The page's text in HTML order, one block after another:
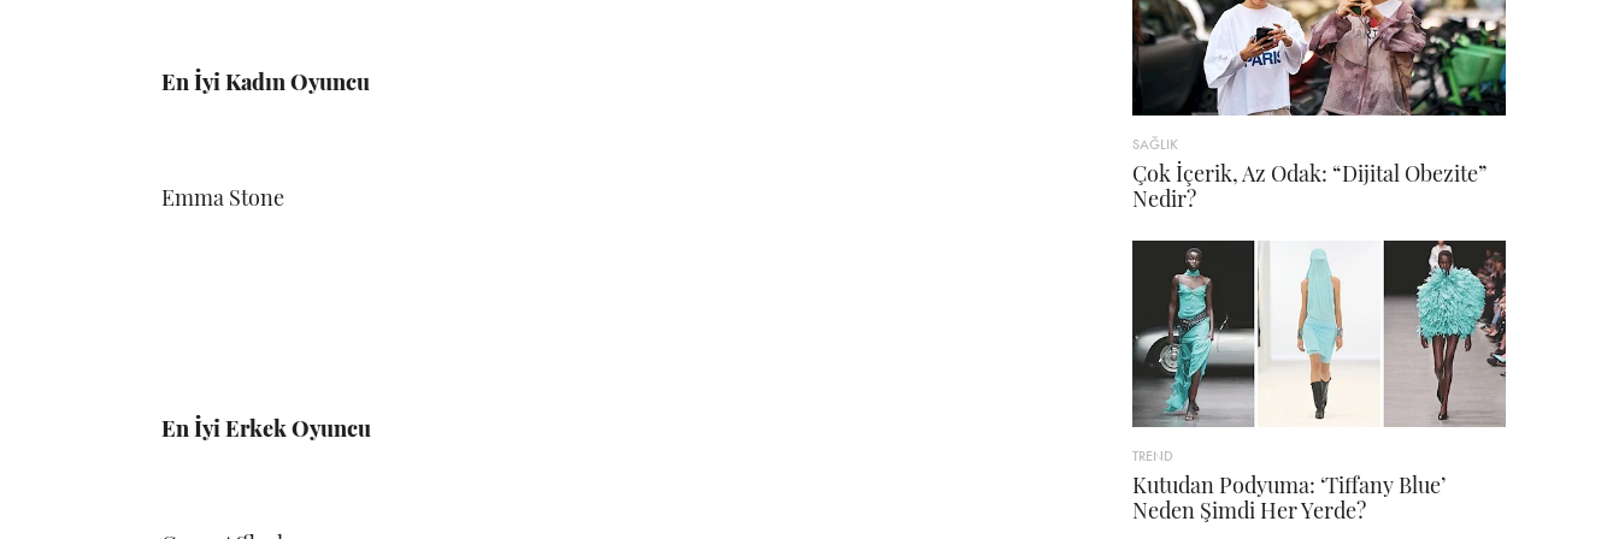
En İyi Kadın Oyuncu
Emma Stone
En İyi Erkek Oyuncu
SAĞLIK
Çok İçerik, Az Odak: “Dijital Obezite”
Nedir?
TREND
Kutudan Podyuma: ‘Tiffany Blue’
Neden Şimdi Her Yerde?